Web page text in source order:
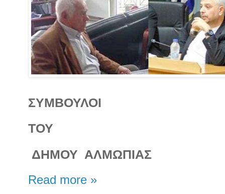
ΣΥΜΒΟΥΛΟΙ
ΤΟΥ
ΔΗΜΟΥ ΑΛΜΩΠΙΑΣ
Read more »